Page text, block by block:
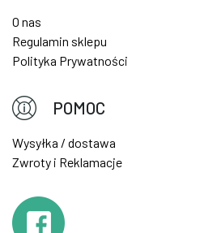
O nas
Regulamin sklepu
Polityka Prywatności
POMOC
Wysyłka / dostawa
Zwroty i Reklamacje